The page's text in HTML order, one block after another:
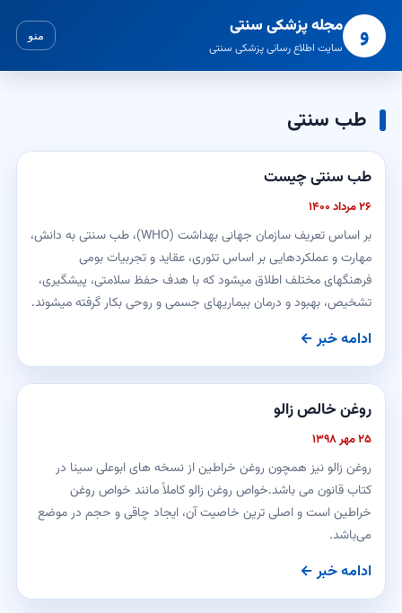
و مجله پزشکی سنتی
سایت اطلاع رسانی پزشکی سنتی
منو
طب سنتی
طب سنتی چیست
۲۶ مرداد ۱۴۰۰
بر اساس تعریف سازمان جهانی بهداشت (WHO)، طب سنتی به دانش،
مهارت و عملکردهایی بر اساس تئوری، عقاید و تجربیات بومی
فرهنگهای مختلف اطلاق میشود که با هدف حفظ سلامتی، پیشگیری،
تشخیص، بهبود و درمان بیماریهای جسمی و روحی بکار گرفته میشوند.
ادامه خبر ←
روغن خالص زالو
۲۵ مهر ۱۳۹۸
روغن زالو نیز همچون روغن خراطین از نسخه های ابوعلی سینا در
کتاب قانون می باشد.خواص روغن زالو کاملاً مانند خواص روغن
خراطین است و اصلی ترین خاصیت آن، ایجاد چاقی و حجم در موضع
می‌باشد.
ادامه خبر ←